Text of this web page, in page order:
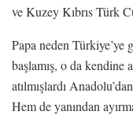
ve Kuzey Kıbrıs Türk
Papa neden Türkiye’ye
başlamış, o da kendine
atılmışlardı
Hem de yanından